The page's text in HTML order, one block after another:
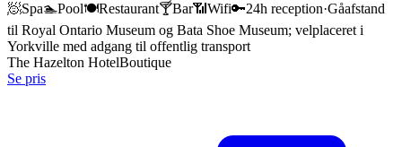
🧖Spa🏊Pool🍽️Restaurant🍸Bar📶 Wifi🔑24h reception·Gåafstand
til Royal Ontario Museum og Bata Shoe Museum; velplaceret i
Yorkville med adgang til offentlig transport
The Hazelton HotelBoutique
Se pris